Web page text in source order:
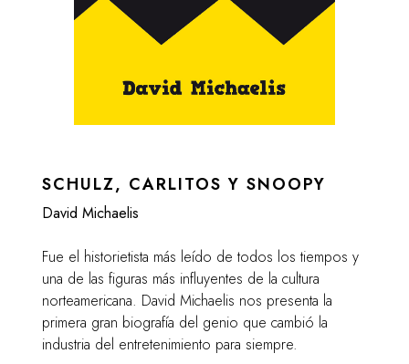
SCHULZ, CARLITOS Y SNOOPY
David Michaelis
Fue el historietista más leído de todos los tiempos y
una de las figuras más influyentes de la cultura
norteamericana. David Michaelis nos presenta la
primera gran biografía del genio que cambió la
industria del entretenimiento para siempre.